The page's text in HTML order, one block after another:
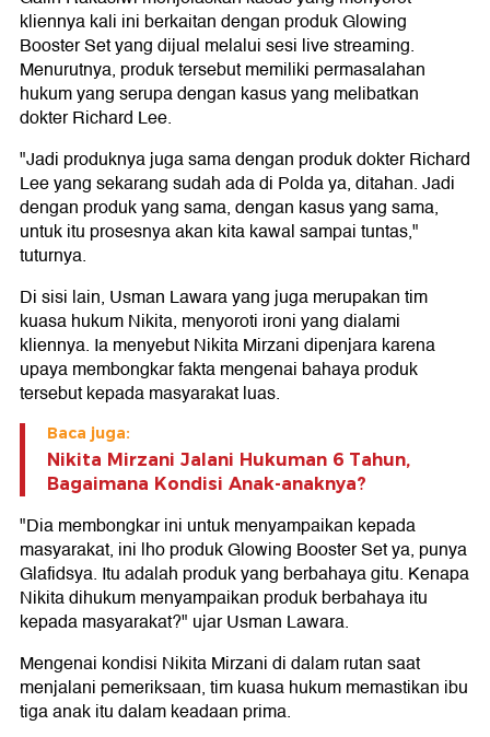
kliennya kali ini berkaitan dengan produk Glowing
Booster Set yang dijual melalui sesi live streaming.
Menurutnya, produk tersebut memiliki permasalahan
hukum yang serupa dengan kasus yang melibatkan
dokter Richard Lee.
"Jadi produknya juga sama dengan produk dokter Richard
Lee yang sekarang sudah ada di Polda ya, ditahan. Jadi
dengan produk yang sama, dengan kasus yang sama,
untuk itu prosesnya akan kita kawal sampai tuntas,"
tuturnya.
Di sisi lain, Usman Lawara yang juga merupakan tim
kuasa hukum Nikita, menyoroti ironi yang dialami
kliennya. Ia menyebut Nikita Mirzani dipenjara karena
upaya membongkar fakta mengenai bahaya produk
tersebut kepada masyarakat luas.
Baca juga:
Nikita Mirzani Jalani Hukuman 6 Tahun,
Bagaimana Kondisi Anak-anaknya?
"Dia membongkar ini untuk menyampaikan kepada
masyarakat, ini lho produk Glowing Booster Set ya, punya
Glafidsya. Itu adalah produk yang berbahaya gitu. Kenapa
Nikita dihukum menyampaikan produk berbahaya itu
kepada masyarakat?" ujar Usman Lawara.
Mengenai kondisi Nikita Mirzani di dalam rutan saat
menjalani pemeriksaan, tim kuasa hukum memastikan ibu
tiga anak itu dalam keadaan prima.